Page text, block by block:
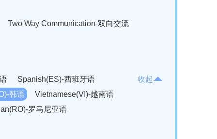
Two Way Communication-双向交流
Spanish(ES)-西班牙语
韩语
Vietnamese(VI)-越南语
罗马尼亚语
收起